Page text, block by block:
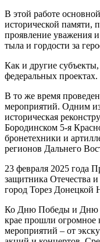
В этой работе
исторической памяти,
проявление уважения
тыла и гордости за
Как и другие
федеральных проектах.
В то же время
мероприятий. Одним
историческая
Бородинском 5-я
бронетехники и
регионов Дальнего
23 февраля 2025 года
защитника Отечества
город Торез Донецкой
Ко Дню Победы и Дню
крае прошли огромное
мероприятий – от